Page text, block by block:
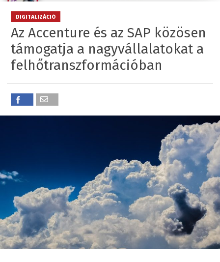
DIGITALIZÁCIÓ
Az Accenture és az SAP közösen
támogatja a nagyvállalatokat a
felhőtranszformációban